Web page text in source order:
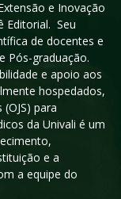
e Inovação
Editorial. Seu
de docentes e
Pós-graduação.
e apoio aos
hospedados,
para
da Univali é um
e a
a equipe do